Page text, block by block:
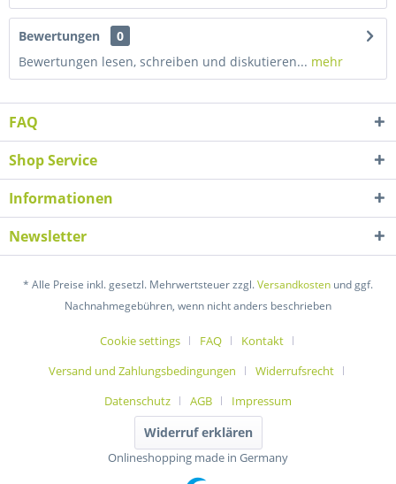
Bewertungen
0
Bewertungen lesen, schreiben und diskutieren... mehr
FAQ
Shop Service
Informationen
Newsletter
* Alle Preise inkl. gesetzl. Mehrwertsteuer zzgl.Versandkosten und ggf.
Nachnahmegebühren, wenn nicht anders beschrieben
Cookie settings FAQ
Kontakt
Versand und Zahlungsbedingungen
Widerrufsrecht
Datenschutz
AGB Impressum
Widerruf erklären
Onlineshopping made in Germany